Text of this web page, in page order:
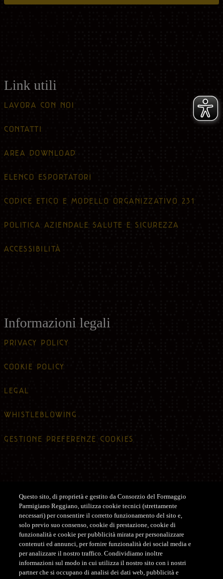
Link utili
LAVORA CON NOI
CONTATTI
AREA DOWNLOAD
ELENCO ESPORTATORI
CODICE ETICO E MODELLO ORGANIZZATIVO 231
POLITICA AZIENDALE SALUTE E SICUREZZA
ACCESSIBILITÀ
Informazioni legali
PRIVACY POLICY
COOKIE POLICY
LEGAL
WHISTLEBLOWING
GESTIONE PREFERENZE COOKIES
Assistenza
ASSISTENZA CLIENTI SHOP
Tel. +39 0522-122122
customerservice@parmigianoreggiano.it
Questo sito, di proprietà e gestito da Consorzio del Formaggio
Parmigiano Reggiano, utilizza cookie tecnici (strettamente
necessari) per consentire il corretto funzionamento del sito e,
solo previo suo consenso, cookie di prestazione, cookie di
funzionalità e cookie per pubblicità mirata per personalizzare
contenuti ed annunci, per fornire funzionalità dei social media e
per analizzare il nostro traffico. Condividiamo inoltre
informazioni sul modo in cui utilizza il nostro sito con i nostri
partner che si occupano di analisi dei dati web, pubblicità e